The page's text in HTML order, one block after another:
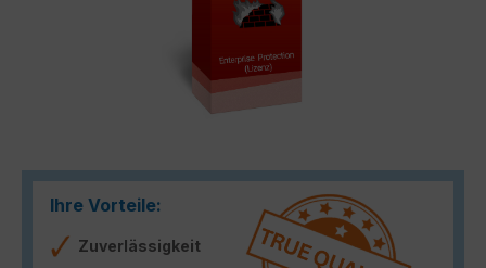
Ihre Vorteile:
Zuverlässigkeit